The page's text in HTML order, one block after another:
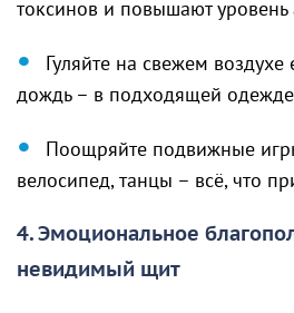
токсинов и повышают уровень
Гуляйте на свежем
дождь – в подходящей
Поощряйте подвижные
велосипед, танцы – всё, что
4. Эмоциональное
невидимый щит